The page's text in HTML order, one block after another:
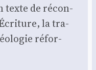
texte de récon­
la tra­
réfor­